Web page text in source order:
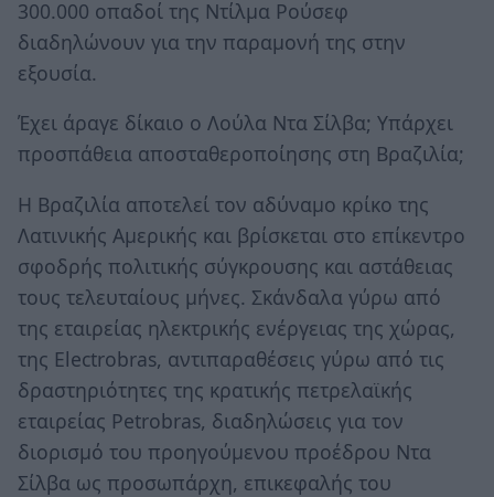
300.000 οπαδοί της Ντίλμα Ρούσεφ
διαδηλώνουν για την παραμονή της στην
εξουσία.
Έχει άραγε δίκαιο ο Λούλα Ντα Σίλβα; Υπάρχει
προσπάθεια αποσταθεροποίησης στη Βραζιλία;
Η Βραζιλία αποτελεί τον αδύναμο κρίκο της
Λατινικής Αμερικής και βρίσκεται στο επίκεντρο
σφοδρής πολιτικής σύγκρουσης και αστάθειας
τους τελευταίους μήνες. Σκάνδαλα γύρω από
της εταιρείας ηλεκτρικής ενέργειας της χώρας,
της Electrobras, αντιπαραθέσεις γύρω από τις
δραστηριότητες της κρατικής πετρελαϊκής
εταιρείας Petrobras, διαδηλώσεις για τον
διορισμό του προηγούμενου προέδρου Ντα
Σίλβα ως προσωπάρχη, επικεφαλής του